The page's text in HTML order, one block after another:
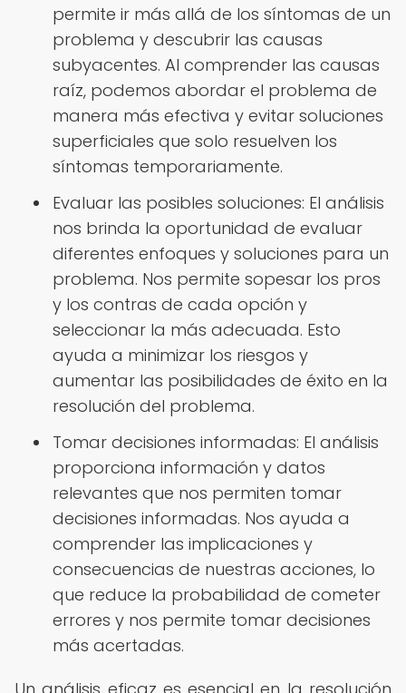
permite ir más allá de los síntomas de un
problema y descubrir las causas
subyacentes. Al comprender las causas
raíz, podemos abordar el problema de
manera más efectiva y evitar soluciones
superficiales que solo resuelven los
síntomas temporariamente.
Evaluar las posibles soluciones: El análisis
nos brinda la oportunidad de evaluar
diferentes enfoques y soluciones para un
problema. Nos permite sopesar los pros
y los contras de cada opción y
seleccionar la más adecuada. Esto
ayuda a minimizar los riesgos y
aumentar las posibilidades de éxito en la
resolución del problema.
Tomar decisiones informadas: El análisis
proporciona información y datos
relevantes que nos permiten tomar
decisiones informadas. Nos ayuda a
comprender las implicaciones y
consecuencias de nuestras acciones, lo
que reduce la probabilidad de cometer
errores y nos permite tomar decisiones
más acertadas.